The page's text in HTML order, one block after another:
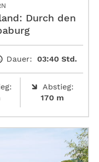
Durch den
Dauer: 03:40 Std.
Abstieg:
170 m